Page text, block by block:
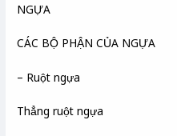
NGỰA
CÁC BỘ PHẬN CỦA NGỰA
– Ruột ngựa
Thẳng ruột ngựa